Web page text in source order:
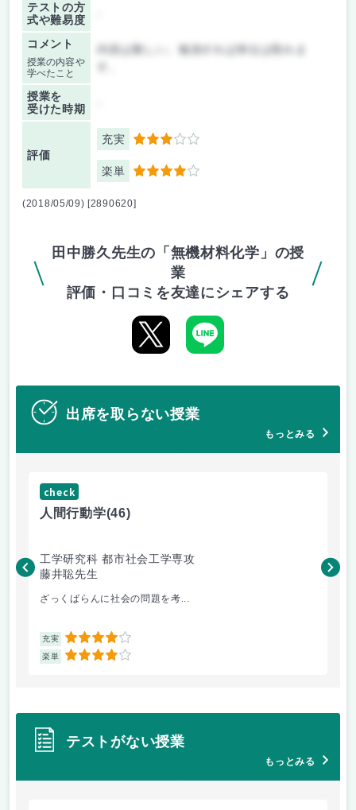
テストの方
式や難易度
コメント
授業の内容や
学べたこと
内容は難しい。勉強すれば単位は取れま
授業を
受けた時期
評価
充実 3
楽単 4
(2018/05/09) [2890620]
田中勝久先生の「無機材料化学」の授
業
評価・口コミを友達にシェアする
出席を取らない授業
もっとみる
check
人間行動学(46)
工学研究科 都市社会工学専攻
藤井聡先生
ざっくばらんに社会の問題を考...
充実 4
楽単 4
藤
テストがない授業
もっとみる